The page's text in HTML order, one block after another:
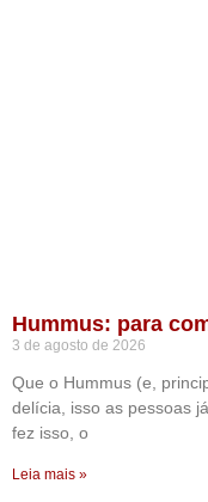
Hummus: para
3 de agosto de 2026
Que o Hummus (e,
delícia, isso as pessoas
fez isso, o
Leia mais »